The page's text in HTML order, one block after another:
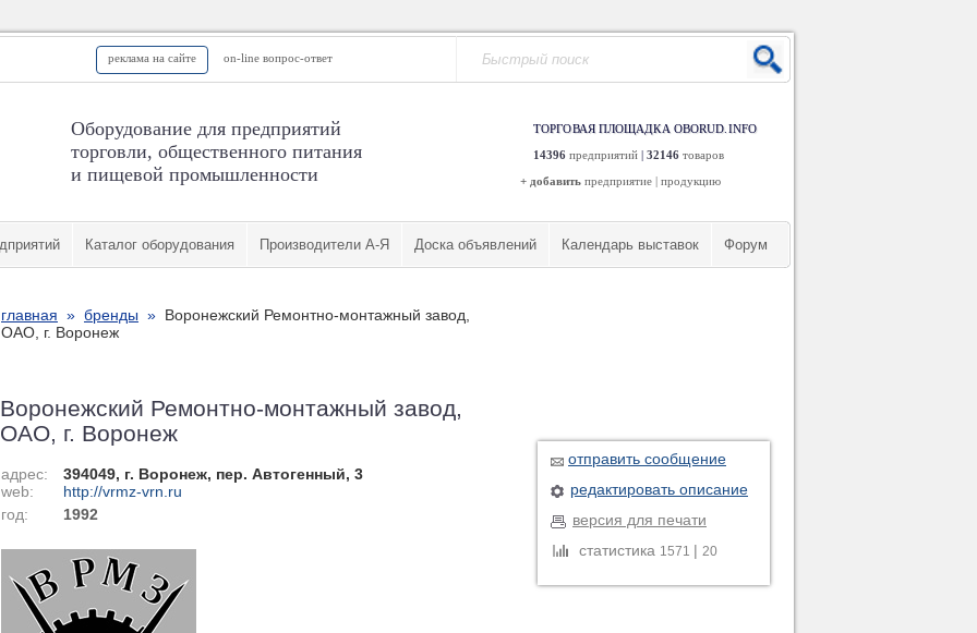
реклама на сайте on-line вопрос-ответ
Оборудование для предприятий
торговли, общественного питания
и пищевой промышленности
ТОРГОВАЯ ПЛОЩАДКА OBORUD.INFO
14396 предприятий | 32146 товаров
+ добавить предприятие | продукцию
Каталог оборудования Производители А-Я Доска объявлений Календарь выставок Форум
главная » бренды » Воронежский Ремонтно-монтажный завод,
ОАО, г. Воронеж
Воронежский Ремонтно-монтажный завод,
ОАО, г. Воронеж
адрес:
394049, г. Воронеж, пер. Автогенный, 3
web:
http://vrmz-vrn.ru
год:
1992
отправить сообщение
редактировать описание
версия для печати
статистика 1571 | 20